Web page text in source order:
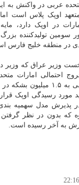
عربی در واکنش به
اوپک پلاس است اما
در اوپک دارد،
سومین تولیدکننده
در منطقه خلیج فارس
وزیر عراق که وزیر
احتمالی امارات
افزایش تولید نفت لیبی به
مورد رسیدگی اوپک قرار
پذیرش مدل سهمیه
که بدون در نظر
به آخر رسیده است.